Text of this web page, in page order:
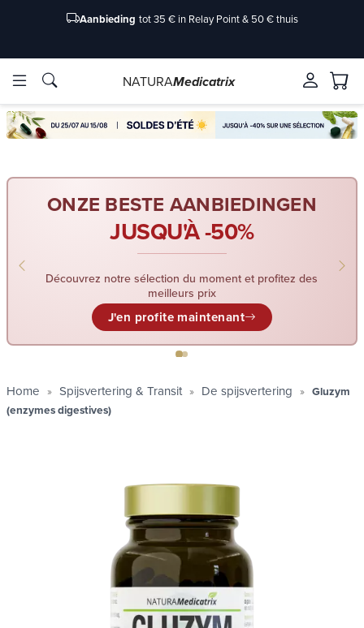
ingrediënten Merken
Aanbieding tot 35 € in Relay Point & 50 € thuis
ingrediënten Merken
NATURAMedicatrix
ONZE BESTE AANBIEDINGEN
JUSQU'À -50%
Découvrez notre sélection du moment et profitez des
meilleurs prix
J'en profite maintenant
Home Spijsvertering & Transit De spijsvertering
Gluzym
(enzymes digestives)